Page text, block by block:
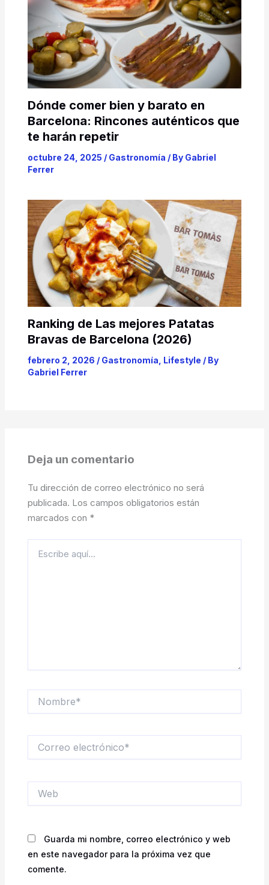
Dónde comer bien y barato en
Barcelona: Rincones auténticos que
te harán repetir
octubre 24, 2025 / Gastronomía / By Gabriel
Ferrer
Ranking de Las mejores Patatas
Bravas de Barcelona (2026)
febrero 2, 2026 / Gastronomía Lifestyle / By
Gabriel Ferrer
Deja un comentario
Tu dirección de correo electrónico no será
publicada. Los campos obligatorios están
marcados con *
aquí...
electrónico*
Guarda mi nombre, correo electrónico y web
en este navegador para la próxima vez que
comente.